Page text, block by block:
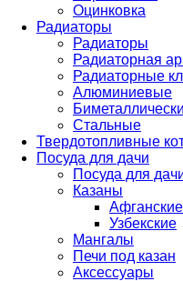
Оцинковка
Радиаторы
Радиаторы
Радиаторная
Радиаторные
Алюминиевые
Стальные
Твердотопливные
Посуда для дачи
Посуда для
Казаны
Афганские
Узбекские
Мангалы
Печи под казан
Аксессуары